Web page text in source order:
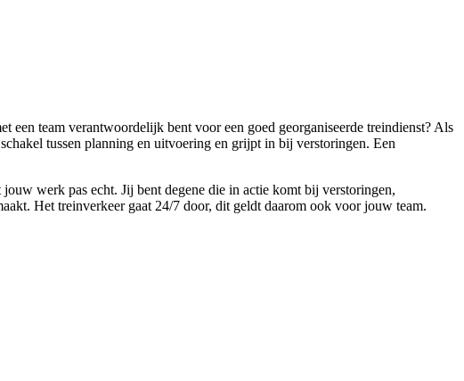
team verantwoordelijk bent voor een goed georganiseerde treindienst? Als
tussen planning en uitvoering en grijpt in bij verstoringen. Een
werk pas echt. Jij bent degene die in actie komt bij verstoringen,
Het treinverkeer gaat 24/7 door, dit geldt daarom ook voor jouw team.